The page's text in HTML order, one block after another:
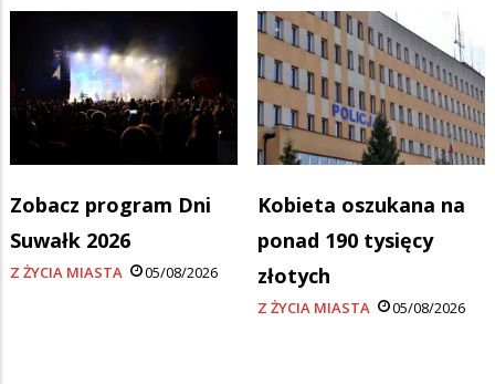
Zobacz program Dni
Suwałk 2026
Z ŻYCIA MIASTA 05/08/2026
Kobieta oszukana na
ponad 190 tysięcy
złotych
Z ŻYCIA MIASTA 05/08/2026